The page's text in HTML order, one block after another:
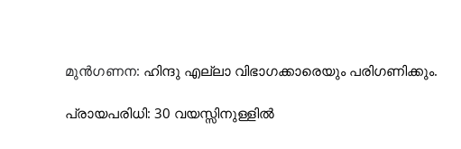
മുൻഗണന: ഹിന്ദു എല്ലാ വിഭാഗക്കാരെയും പരിഗണിക്കും.
പ്രായപരിധി: 30 വയസ്സിനുള്ളിൽ